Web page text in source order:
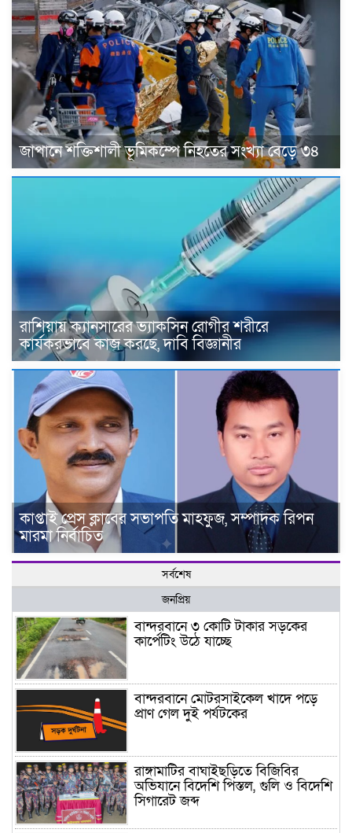
জাপানে শক্তিশালী ভূমিকম্পে নিহতের সংখ্যা বেড়ে ৩৪
রাশিয়ায় ক্যানসারের ভ্যাকসিন রোগীর শরীরে
কার্যকরভাবে কাজ করছে, দাবি বিজ্ঞানীর
কাপ্তাই প্রেস ক্লাবের সভাপতি মাহফুজ, সম্পাদক রিপন
মারমা নির্বাচিত
সর্বশেষ
জনপ্রিয়
বান্দরবানে ৩ কোটি টাকার সড়কের
কার্পেটিং উঠে যাচ্ছে
বান্দরবানে মোটরসাইকেল খাদে পড়ে
প্রাণ গেল দুই পর্যটকের
রাঙ্গামাটির বাঘাইছড়িতে বিজিবির
অভিযানে বিদেশি পিস্তল, গুলি ও বিদেশি
সিগারেট জব্দ